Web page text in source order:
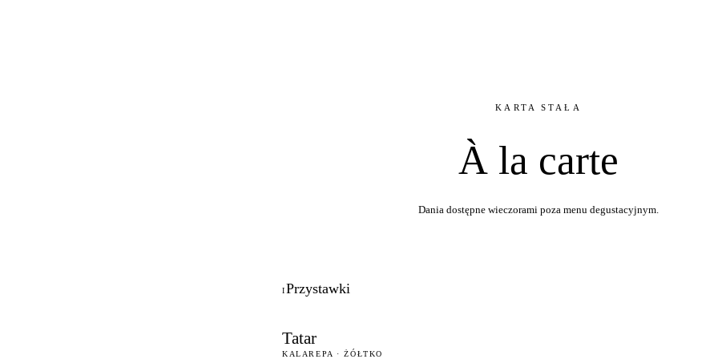
KARTA STAŁA
À la carte
Dania dostępne wieczorami poza menu degustacyjnym.
IPrzystawki
Tatar
KALAREPA · ŻÓŁTKO